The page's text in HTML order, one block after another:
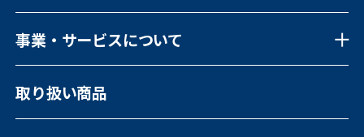
事業・サービスについて
事業・サービスについて一覧
福祉向けソフトウェア
コンピュータ・OA機器販売
取り扱い商品